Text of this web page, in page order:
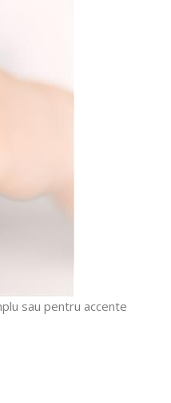
sau pentru accente